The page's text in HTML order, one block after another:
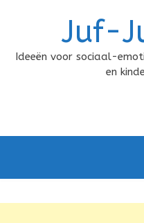
Juf-
Ideeën voor sociaal-
en